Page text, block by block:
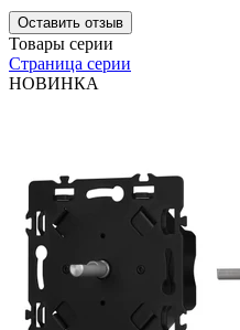
Оставить отзыв
Товары серии
Страница серии
НОВИНКА